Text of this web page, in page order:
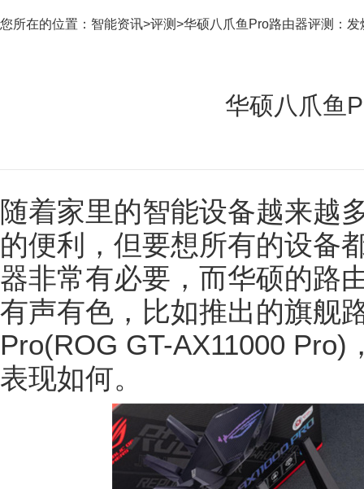
您所在的位置： 智能资讯>评测>华硕八爪鱼Pro路由器评测：
华硕八爪鱼
随着家里的智能设备越来越
的便利，但要想所有的设备
器非常有必要，而华硕的路
有声有色，比如推出的旗
Pro(ROG GT-AX11000
表现如何。